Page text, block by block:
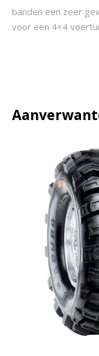
banden een zeer
voor een 4×4